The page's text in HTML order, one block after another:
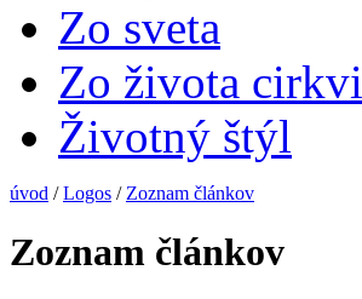
Zo sveta
Zo života cirkvi
Životný štýl
úvod /Logos / Zoznam článkov
Zoznam článkov